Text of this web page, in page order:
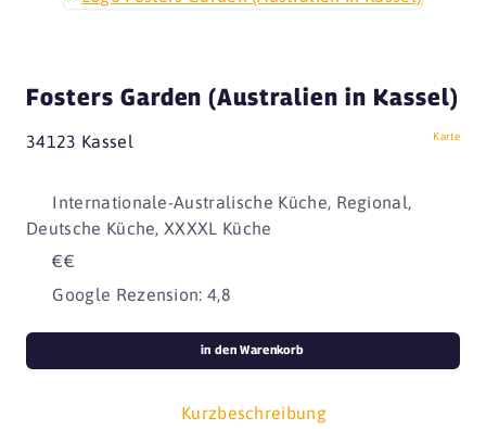
Fosters Garden (Australien in Kassel)
34123 Kassel Karte
Internationale-Australische Küche, Regional,
Deutsche Küche, XXXXL Küche
€€
Google Rezension: 4,8
Kurzbeschreibung
in den Warenkorb